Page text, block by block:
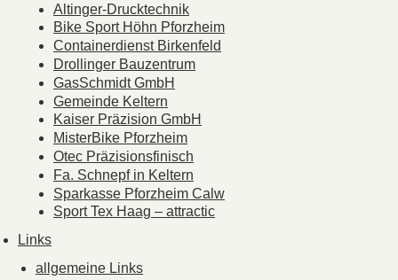
Altinger-Drucktechnik
Bike Sport Höhn Pforzheim
Containerdienst Birkenfeld
Drollinger Bauzentrum
GasSchmidt GmbH
Gemeinde Keltern
Kaiser Präzision GmbH
MisterBike Pforzheim
Otec Präzisionsfinisch
Fa. Schnepf in Keltern
Sparkasse Pforzheim Calw
Sport Tex Haag – attractic
Links
allgemeine Links